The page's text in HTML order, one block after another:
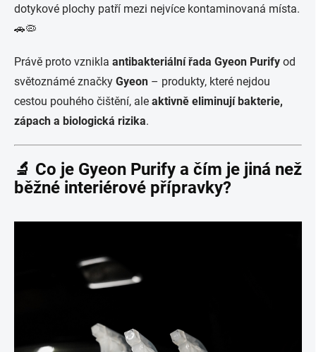
dotykové plochy patří mezi nejvíce kontaminovaná místa.
🚗🦠
Právě proto vznikla antibakteriální řada Gyeon Purify od
světoznámé značky Gyeon – produkty, které nejdou
cestou pouhého čištění, ale aktivně eliminují bakterie,
zápach a biologická rizika.
🔬 Co je Gyeon Purify a čím je jiná než
běžné interiérové přípravky?